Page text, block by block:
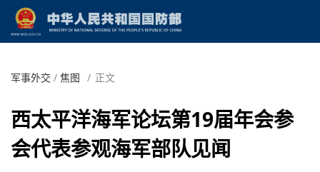
军事外交 / 焦图 / 正文
西太平洋海军论坛第19届年会参
会代表参观海军部队见闻